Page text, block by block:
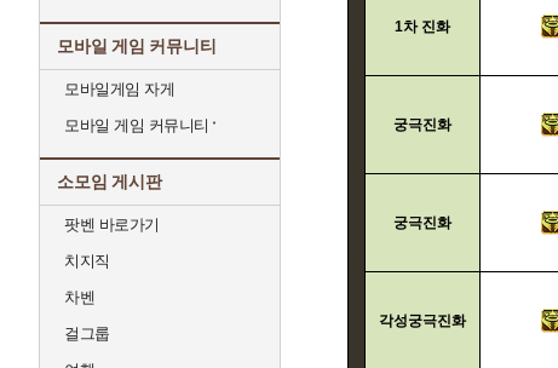
모바일 게임 커뮤니티
모바일게임 자게
모바일 게임 커뮤니티
소모임 게시판
팟벤 바로가기
치지직
차벤
걸그룹
1차 진화
궁극진화
궁극진화
각성궁극진화